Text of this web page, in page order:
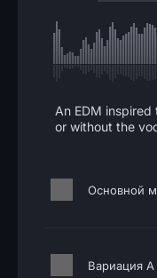
An EDM
or without the
Основной
Вариация A